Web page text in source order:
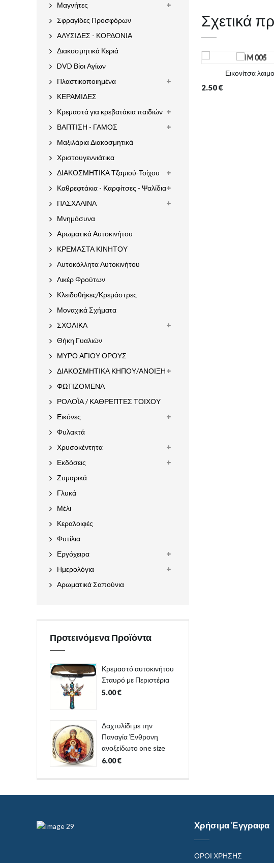
Σχετικά
Εικονίτσα
2.50€
Μαγνήτες
Σφραγίδες Προσφόρων
ΑΛΥΣΙΔΕΣ - ΚΟΡΔΟΝΙΑ
Διακοσμητικά Κεριά
DVD Βίοι Αγίων
Πλαστικοποιημένα
ΚΕΡΑΜΙΔΕΣ
Κρεμαστά για κρεβατάκια παιδιών
ΒΑΠΤΙΣΗ - ΓΑΜΟΣ
Μαξιλάρια Διακοσμητικά
Χριστουγεννιάτικα
ΔΙΑΚΟΣΜΗΤΙΚΑ Τζαμιού-Τοίχου
Καθρεφτάκια - Καρφίτσες - Ψαλίδια
ΠΑΣΧΑΛΙΝΑ
Μνημόσυνα
Αρωματικά Αυτοκινήτου
ΚΡΕΜΑΣΤΑ ΚΙΝΗΤΟΥ
Αυτοκόλλητα Αυτοκινήτου
Λικέρ Φρούτων
Κλειδοθήκες/Κρεμάστρες
Μοναχικά Σχήματα
ΣΧΟΛΙΚΑ
Θήκη Γυαλιών
ΜΥΡΟ ΑΓΙΟΥ ΟΡΟΥΣ
ΔΙΑΚΟΣΜΗΤΙΚΑ ΚΗΠΟΥ/ΑΝΟΙΞΗ
ΦΩΤΙΖΟΜΕΝΑ
ΡΟΛΟΪΑ / ΚΑΘΡΕΠΤΕΣ ΤΟΙΧΟΥ
Εικόνες
Φυλακτά
Χρυσοκέντητα
Εκδόσεις
Ζυμαρικά
Γλυκά
Μέλι
Κεραλοιφές
Φυτίλια
Εργόχειρα
Ημερολόγια
Αρωματικά Σαπούνια
Προτεινόμενα Προϊόντα
Κρεμαστό αυτοκινήτου
Σταυρό με Περιστέρια
5.00€
Δαχτυλίδι με την
Παναγία Ένθρονη
ανοξείδωτο one size
6.00€
Χρήσιμα Έγγραφα
ΟΡΟΙ ΧΡΗΣΗΣ